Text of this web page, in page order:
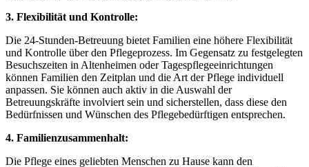
3. Flexibilität und Kontrolle:
Die 24-Stunden-Betreuung bietet Familien eine höhere Flexibilität
und Kontrolle über den Pflegeprozess. Im Gegensatz zu festgelegten
Besuchszeiten in Altenheimen oder Tagespflegeeinrichtungen
können Familien den Zeitplan und die Art der Pflege individuell
anpassen. Sie können auch aktiv in die Auswahl der
Betreuungskräfte involviert sein und sicherstellen, dass diese den
Bedürfnissen und Wünschen des Pflegebedürftigen entsprechen.
4. Familienzusammenhalt:
Die Pflege eines geliebten Menschen zu Hause kann den